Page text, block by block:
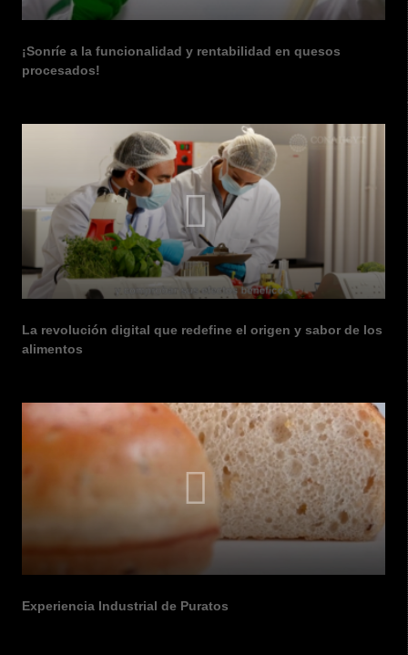
¡Sonríe a la funcionalidad y rentabilidad en quesos
procesados!
La revolución digital que redefine el origen y sabor de los
alimentos
Experiencia Industrial de Puratos